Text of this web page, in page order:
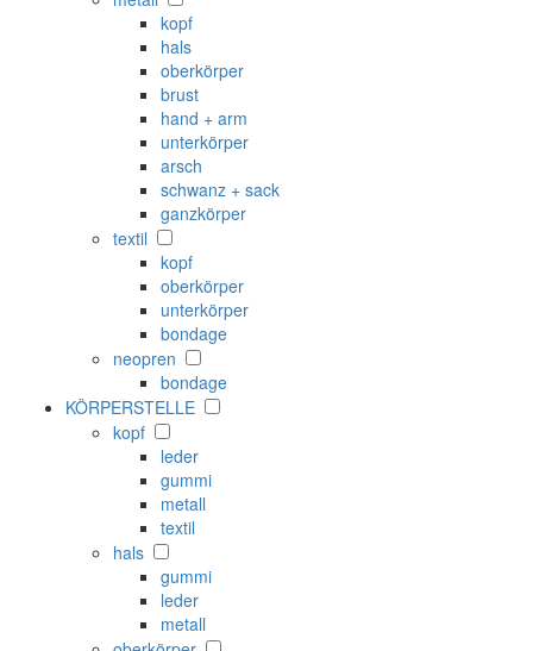
kopf
hals
oberkörper
brust
hand + arm
unterkörper
arsch
schwanz + sack
ganzkörper
textil
kopf
oberkörper
unterkörper
bondage
neopren
bondage
KÖRPERSTELLE
kopf
leder
gummi
metall
textil
hals
gummi
leder
metall